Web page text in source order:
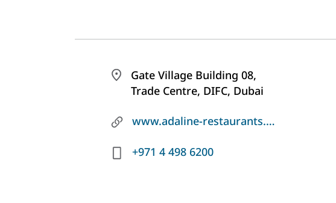
Gate Village Building 08,
Trade Centre, DIFC, Dubai
www.adaline-restaurants.com
+971 4 498 6200